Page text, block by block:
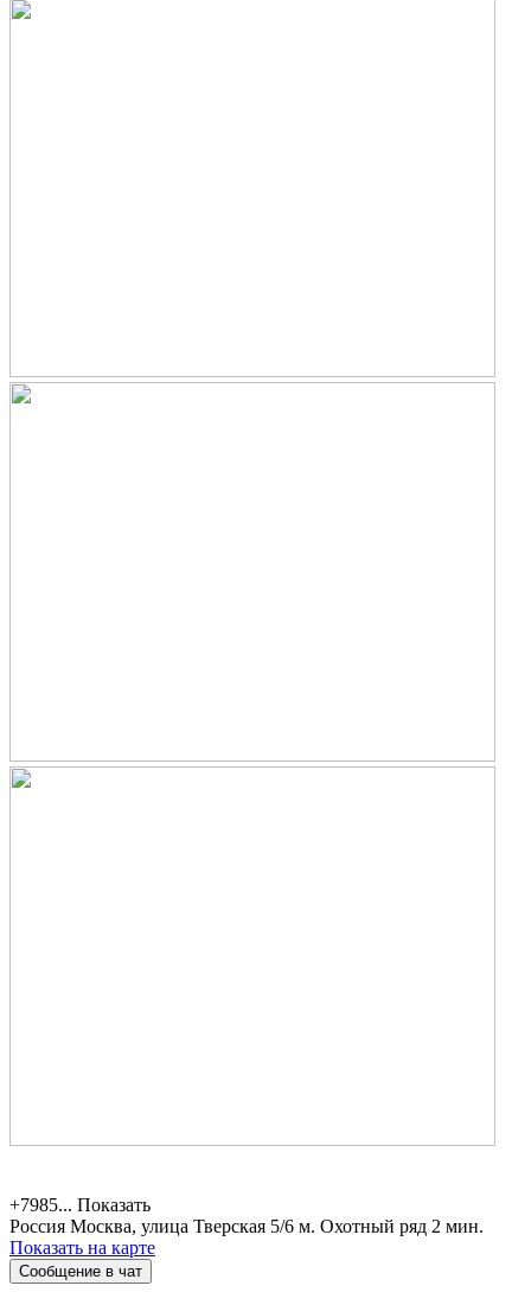
+7985... Показать
Россия Москва, улица Тверская 5/6 м. Охотный ряд 2 мин.
Показать на карте
Сообщение в чат